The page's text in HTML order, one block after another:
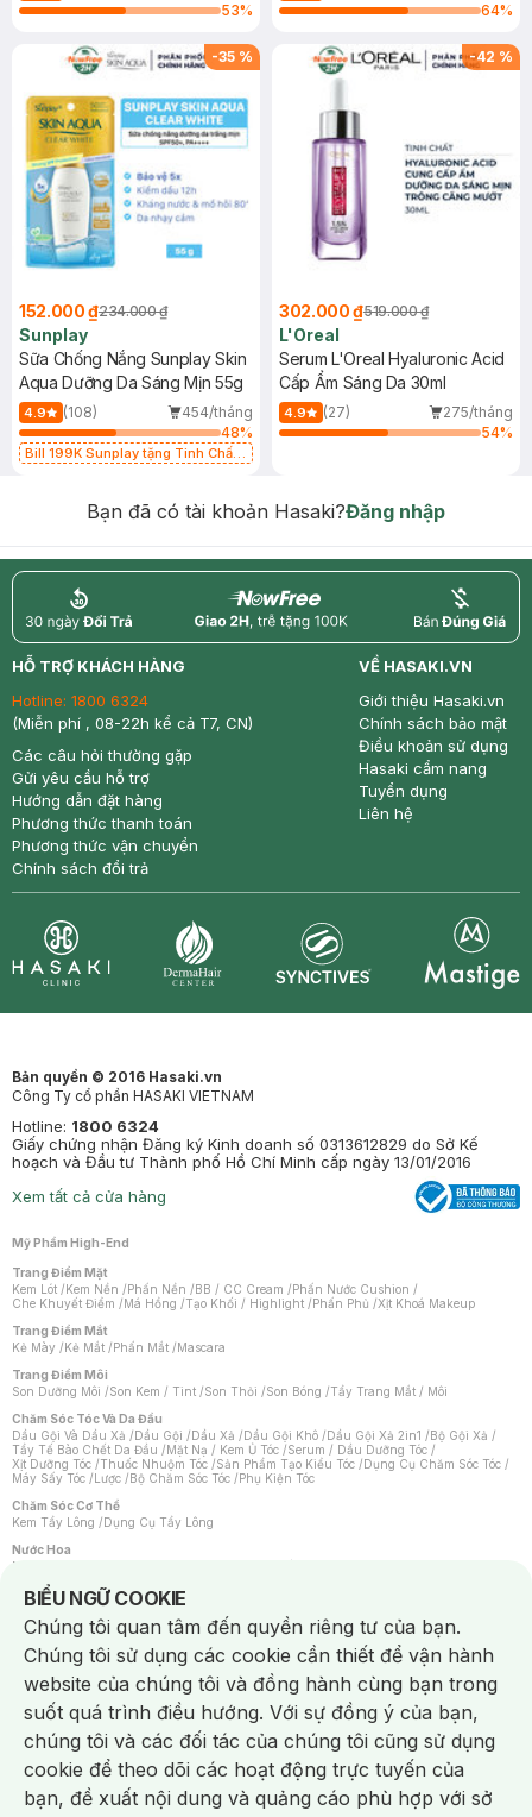
53%
64%
-35 %
152.000 ₫234.000 ₫
Sunplay
Sữa Chống Nắng Sunplay Skin
Aqua Dưỡng Da Sáng Mịn 55g
4.9 (108)
454/tháng
48%
Bill 199K Sunplay tặng Tinh Chất
-42 %
302.000 ₫519.000 ₫
L'Oreal
Serum L'Oreal Hyaluronic Acid
Cấp Ẩm Sáng Da 30ml
4.9 (27)
275/tháng
54%
Bạn đã có tài khoản Hasaki?Đăng nhập
return nowfree price
HỖ TRỢ KHÁCH HÀNG
Hotline: 1800 6324
(Miễn phí , 08-22h kể cả T7, CN)
Các câu hỏi thường gặp
Gửi yêu cầu hỗ trợ
Hướng dẫn đặt hàng
Phương thức thanh toán
Phương thức vận chuyển
Chính sách đổi trả
VỀ HASAKI.VN
Giới thiệu Hasaki.vn
Chính sách bảo mật
Điều khoản sử dụng
Hasaki cẩm nang
Tuyển dụng
Liên hệ
Bản quyền © 2016 Hasaki.vn
Công Ty cổ phần HASAKI VIETNAM
Hotline: 1800 6324
Giấy chứng nhận Đăng ký Kinh doanh số 0313612829 do Sở Kế
hoạch và Đầu tư Thành phố Hồ Chí Minh cấp ngày 13/01/2016
Xem tất cả cửa hàng
Mỹ Phẩm High-End
Trang Điểm Mặt
Kem Lót /Kem Nền /Phấn Nền /BB / CC Cream /Phấn Nước Cushion /
Che Khuyết Điểm /Má Hồng /Tạo Khối / Highlight /Phấn Phủ /Xịt Khoá Makeup
Trang Điểm Mắt
Kẻ Mày /Kẻ Mắt /Phấn Mắt /Mascara
Trang Điểm Môi
Son Dưỡng Môi /Son Kem / Tint /Son Thỏi /Son Bóng /Tẩy Trang Mắt / Môi
Chăm Sóc Tóc Và Da Đầu
Dầu Gội Và Dầu Xả /Dầu Gội /Dầu Xả /Dầu Gội Khô /Dầu Gội Xả 2in1 /Bộ Gội Xả /
Tẩy Tế Bào Chết Da Đầu /Mặt Nạ / Kem Ủ Tóc /Serum / Dầu Dưỡng Tóc /
Xịt Dưỡng Tóc /Thuốc Nhuộm Tóc /Sản Phẩm Tạo Kiểu Tóc /Dụng Cụ Chăm Sóc Tóc /
Máy Sấy Tóc /Lược /Bộ Chăm Sóc Tóc /Phụ Kiện Tóc
Chăm Sóc Cơ Thể
Kem Tẩy Lông /Dụng Cụ Tẩy Lông
Nước Hoa
Nước Hoa Nữ
Chăm Sóc Cá Nhân
Chống Muỗi /Khẩu Trang /Máy Massage/Mặt Nạ Xông Hơi /Nước Rửa Tay/
Sản Phẩm Chăm Sóc Khác /Bàn Chải Đánh Răng /Bàn Chải Điện/
Hỗ Trợ Trắng Răng/Kem Đánh Răng /Máy Tăm Nước/ Nước Súc Miệng/
Tăm / Chỉ Nha Khoa/ Xịt Thơm Miệng / Dung Dịch Vệ Sinh/Dưỡng Vùng Kín/
Khăn Ướt Vệ Sinh Vùng Kín/Băng Vệ Sinh/Tampon/Bọt Cạo Râu /Dao Cạo Râu/
Máy Cạo Râu
Vấn Đề Về Da
Da Dầu / Lỗ Chân Lông To/ Da Khô / Mất Nước/ Da Lão Hóa/ Da Mụn/
Da Nhạy Cảm / Kích Ứng
Da Xỉn Màu Thâm / Nám / Tàn Nhang
Quầng Thâm & Bọng Mắt /Sẹo /Viêm Da Cơ Địa
Dụng Cụ / Phụ Kiện Chăm Sóc Da
Bông Tẩy Trang
Khăn Lau Mặt Khô Dụng Cụ / Máy Rửa Mặt Máy Chăm Sóc Da
BIỂU NGỮ COOKIE
Notice about cookies usage
Chúng tôi quan tâm đến quyền riêng tư của bạn.
Chúng tôi sử dụng các cookie cần thiết để vận hành
website của chúng tôi và đồng hành cùng bạn trong
suốt quá trình điều hướng. Với sự đồng ý của bạn,
chúng tôi và các đối tác của chúng tôi cũng sử dụng
cookie để theo dõi các hoạt động trực tuyến của
bạn, đề xuất nội dung và quảng cáo phù hợp với sở